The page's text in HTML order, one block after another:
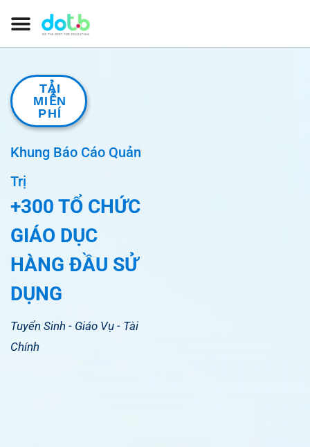
TẢI
MIỄN
PHÍ
Khung Báo Cáo Quản
Trị
+300 TỔ CHỨC
GIÁO DỤC
HÀNG ĐẦU SỬ
DỤNG
Tuyển Sinh - Giáo Vụ - Tài
Chính